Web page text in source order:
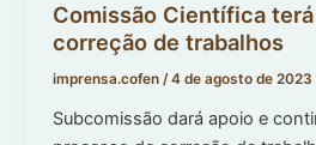
Comissão Científica
correção de trabalhos
imprensa.cofen/4 de agosto de 2023
Subcomissão dará apoio e